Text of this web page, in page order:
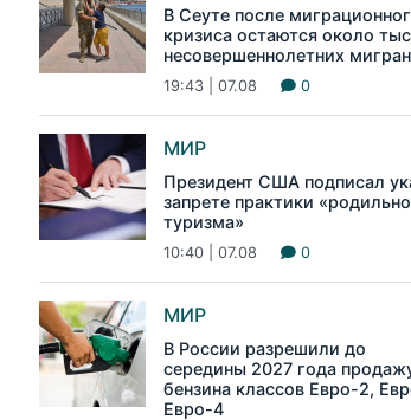
В Сеуте после
кризиса остаются около
несовершеннолетних
19:43 | 07.08 0
МИР
Президент США подписал
запрете практики
туризма»
10:40 | 07.08 0
МИР
В России разрешили до
середины 2027 года
бензина классов Евро-2,
Евро-4